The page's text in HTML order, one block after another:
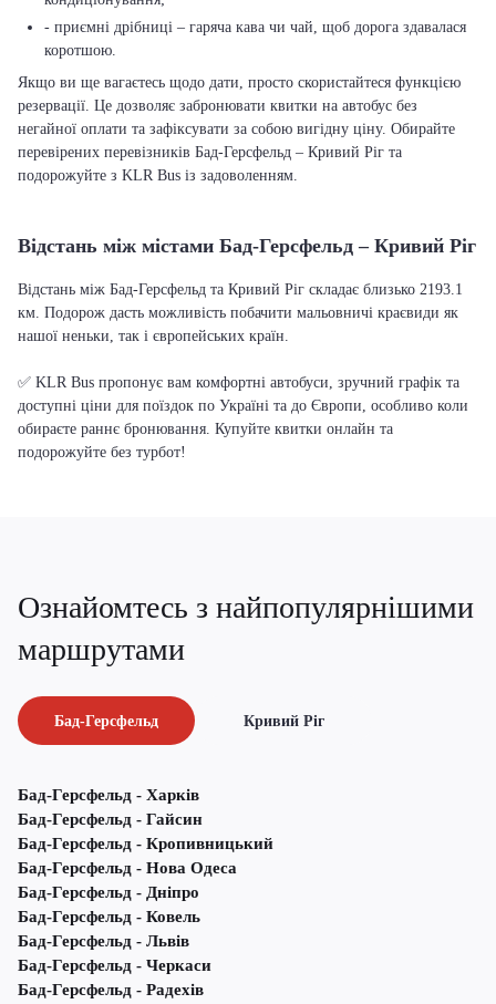
- приємні дрібниці – гаряча кава чи чай, щоб дорога здавалася
коротшою.
Якщо ви ще вагаєтесь щодо дати, просто скористайтеся функцією
резервації. Це дозволяє забронювати квитки на автобус без
негайної оплати та зафіксувати за собою вигідну ціну. Обирайте
перевірених перевізників Бад-Герсфельд – Кривий Ріг та
подорожуйте з KLR Bus із задоволенням.
Відстань між містами Бад-Герсфельд – Кривий Ріг
Відстань між Бад-Герсфельд та Кривий Ріг складає близько 2193.1
км. Подорож дасть можливість побачити мальовничі краєвиди як
нашої неньки, так і європейських країн.
✅ KLR Bus пропонує вам комфортні автобуси, зручний графік та
доступні ціни для поїздок по Україні та до Європи, особливо коли
обираєте раннє бронювання. Купуйте квитки онлайн та
подорожуйте без турбот!
Ознайомтесь з найпопулярнішими
маршрутами
Бад-Герсфельд Кривий Ріг
Бад-Герсфельд - Харків
Бад-Герсфельд - Гайсин
Бад-Герсфельд - Кропивницький
Бад-Герсфельд - Нова Одеса
Бад-Герсфельд - Дніпро
Бад-Герсфельд - Ковель
Бад-Герсфельд - Львів
Бад-Герсфельд - Черкаси
Бад-Герсфельд - Радехів